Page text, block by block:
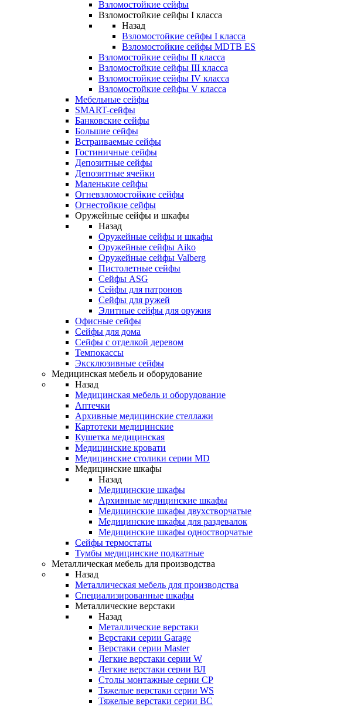
Взломостойкие сейфы
Взломостойкие сейфы I класса
Назад
Взломостойкие сейфы I класса
Взломостойкие сейфы MDTB ES
Взломостойкие сейфы II класса
Взломостойкие сейфы III класса
Взломостойкие сейфы IV класса
Взломостойкие сейфы V класса
Мебельные сейфы
SMART-сейфы
Банковские сейфы
Большие сейфы
Встраиваемые сейфы
Гостиничные сейфы
Депозитные сейфы
Депозитные ячейки
Маленькие сейфы
Огневзломостойкие сейфы
Огнестойкие сейфы
Оружейные сейфы и шкафы
Назад
Оружейные сейфы и шкафы
Оружейные сейфы Aiko
Оружейные сейфы Valberg
Пистолетные сейфы
Сейфы ASG
Сейфы для патронов
Сейфы для ружей
Элитные сейфы для оружия
Офисные сейфы
Сейфы для дома
Сейфы с отделкой деревом
Темпокассы
Эксклюзивные сейфы
Медицинская мебель и оборудование
Назад
Медицинская мебель и оборудование
Аптечки
Архивные медицинские стеллажи
Картотеки медицинские
Кушетка медицинская
Медицинские кровати
Медицинские столики серии MD
Медицинские шкафы
Назад
Медицинские шкафы
Архивные медицинские шкафы
Медицинские шкафы двухстворчатые
Медицинские шкафы для раздевалок
Медицинские шкафы одностворчатые
Сейфы термостаты
Тумбы медицинские подкатные
Металлическая мебель для производства
Назад
Металлическая мебель для производства
Cпециализированные шкафы
Металлические верстаки
Назад
Металлические верстаки
Верстаки серии Garage
Верстаки серии Master
Легкие верстаки серии W
Легкие верстаки серии ВЛ
Столы монтажные серии СР
Тяжелые верстаки серии WS
Тяжелые верстаки серии ВС